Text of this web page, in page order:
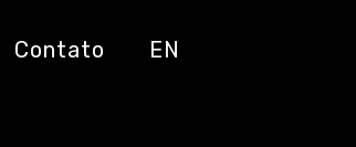
Contato EN